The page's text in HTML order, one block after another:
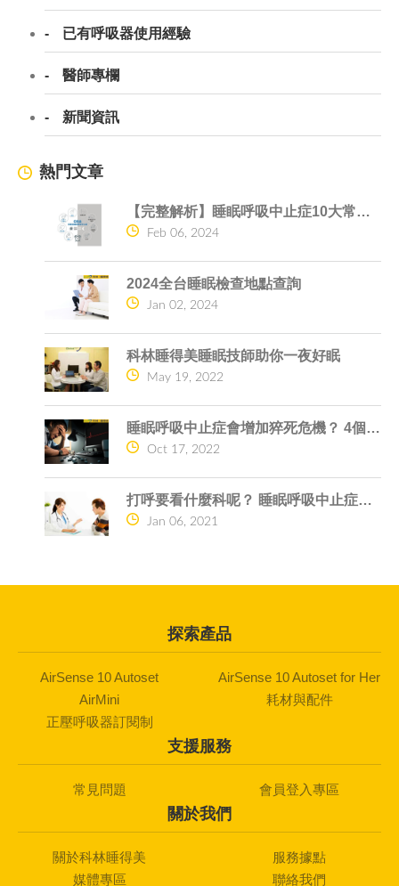
已有呼吸器使用經驗
醫師專欄
新聞資訊
熱門文章
【完整解析】睡眠呼吸中止症10大常見問題一次搞懂
Feb 06, 2024
2024全台睡眠檢查地點查詢
Jan 02, 2024
科林睡得美睡眠技師助你一夜好眠
May 19, 2022
睡眠呼吸中止症會增加猝死危機？ 4個原因告訴你
Oct 17, 2022
打呼要看什麼科呢？ 睡眠呼吸中止症的危險
Jan 06, 2021
探索產品
AirSense 10 Autoset
AirSense 10 Autoset for Her
AirMini
耗材與配件
正壓呼吸器訂閱制
支援服務
常見問題 會員登入專區
關於我們
關於科林睡得美
服務據點
媒體專區
聯絡我們